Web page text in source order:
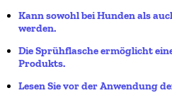
Kann sowohl bei Hunden als
werden.
Die Sprühflasche ermöglicht
Produkts.
Lesen Sie vor der Anwendung